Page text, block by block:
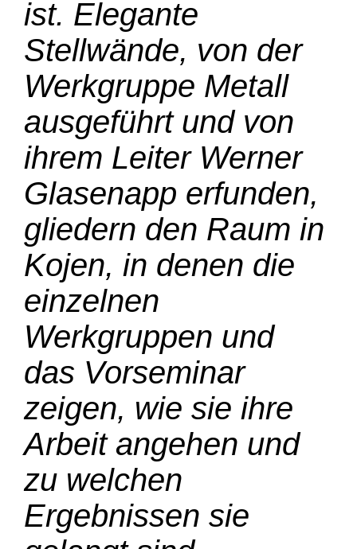
ist. Elegante
Stellwände, von der
Werkgruppe Metall
ausgeführt und von
ihrem Leiter Werner
Glasenapp erfunden,
gliedern den Raum in
Kojen, in denen die
einzelnen
Werkgruppen und
das Vorseminar
zeigen, wie sie ihre
Arbeit angehen und
zu welchen
Ergebnissen sie